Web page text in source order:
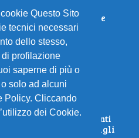
Corse Notturne:
e Benessere
Piano per Andare Più
di Studi Recenti
per i Grandi Eventi
Strategie e Consigli
Questo Sito
tecnici necessari
dello stesso,
profilazione
saperne di più o
solo ad alcuni
Policy. Cliccando
dei Cookie.